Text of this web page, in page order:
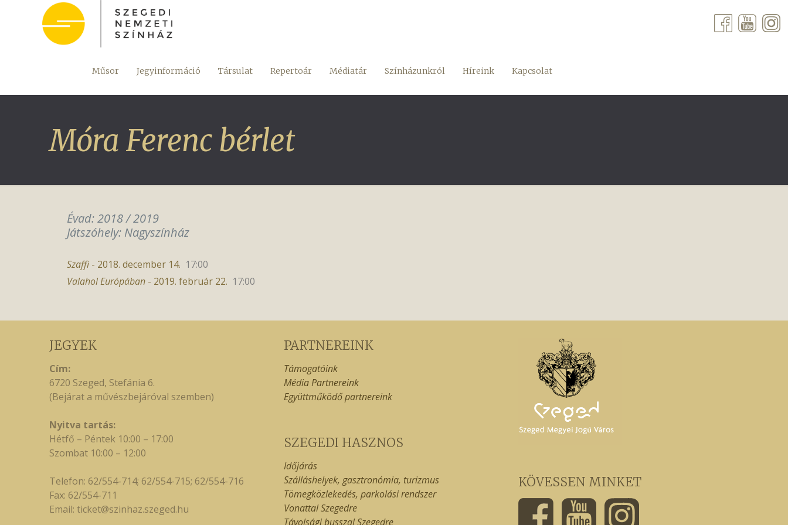
Műsor Jegyinformáció Társulat Repertoár Médiatár Színházunkról Híreink Kapcsolat
Móra Ferenc bérlet
Évad: 2018 / 2019
Játszóhely: Nagyszínház
Szaffi - 2018. december 14. 17:00
Valahol Európában - 2019. február 22. 17:00
JEGYEK
Cím:
6720 Szeged, Stefánia 6.
(Bejárat a művészbejáróval szemben)
Nyitva tartás:
Hétfő – Péntek 10:00 – 17:00
Szombat 10:00 – 12:00
Telefon: 62/554-714; 62/554-715; 62/554-716
Fax: 62/554-711
Email: ticket@szinhaz.szeged.hu
PARTNEREINK
Támogatóink
Média Partnereink
Együttműködő partnereink
SZEGEDI HASZNOS
Időjárás
Szálláshelyek, gasztronómia, turizmus
Tömegközlekedés, parkolási rendszer
Vonattal Szegedre
Távolsági busszal Szegedre
KÖVESSEN MINKET